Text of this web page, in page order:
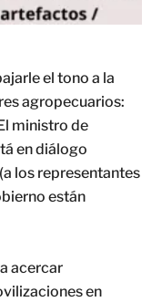
el tono a la
agropecuarios:
ministro de
en diálogo
los representantes
están
acercar
en